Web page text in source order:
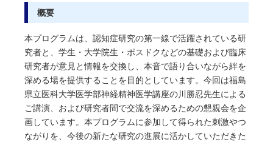
概要
本プログラムは、認知症研究の第一線で活躍されている研
究者と、学生・大学院生・ポスドクなどの基礎および臨床
研究者が意見と情報を交換し、本音で語り合いながら絆を
深める場を提供することを目的としています。今回は福島
県立医科大学医学部神経精神医学講座の川勝忍先生による
ご講演、および研究者間で交流を深めるための懇親会を企
画しています。本プログラムに参加して得られた刺激やつ
ながりを、今後の新たな研究の進展に活かしていただきた